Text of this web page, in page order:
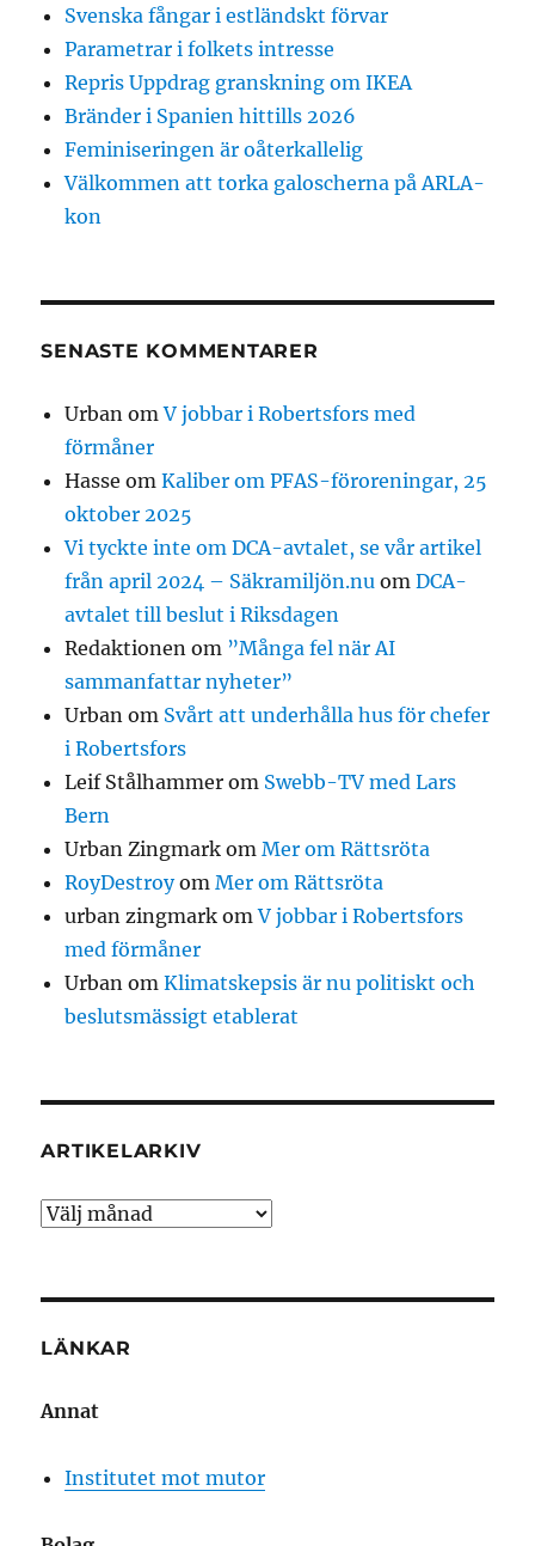
Svenska fångar i estländskt förvar
Parametrar i folkets intresse
Repris Uppdrag granskning om IKEA
Bränder i Spanien hittills 2026
Feminiseringen är oåterkallelig
Välkommen att torka galoscherna på ARLA-
kon
SENASTE KOMMENTARER
Urban omV jobbar i Robertsfors med
förmåner
Hasse omKaliber om PFAS-föroreningar, 25
oktober 2025
Vi tyckte inte om DCA-avtalet, se vår artikel
från april 2024 – Säkramiljön.nu omDCA-
avtalet till beslut i Riksdagen
Redaktionen om ”Många fel när AI
sammanfattar nyheter”
Urban om Svårt att underhålla hus för chefer
i Robertsfors
Leif Stålhammer om Swebb-TV med Lars
Bern
Urban Zingmark omMer om Rättsröta
RoyDestroyomMer om Rättsröta
urban zingmark omV jobbar i Robertsfors
med förmåner
Urban omKlimatskepsis är nu politiskt och
beslutsmässigt etablerat
ARTIKELARKIV
Artikelarkiv
LÄNKAR
Annat
Institutet mot mutor